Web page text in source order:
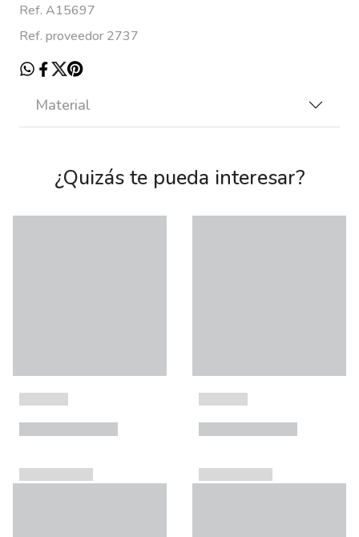
Ref. A15697
Ref. proveedor 2737
Material
¿Quizás te pueda interesar?